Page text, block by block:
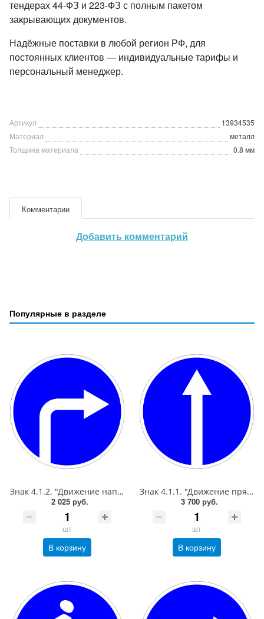
тендерах 44-ФЗ и 223-ФЗ с полным пакетом
закрывающих документов.
Надёжные поставки в любой регион РФ, для
постоянных клиентов — индивидуальные тарифы и
персональный менеджер.
Артикул
13934535
Материал
металл
Толщина материала
0.8 мм
Комментарии
Добавить комментарий
Популярные в разделе
Знак 4.1.2. "Движение направо",D=700, Тип А Коммерческая (3 года),металл 0.8 мм
2 025 руб.
шт
В корзину
Знак 4.1.1. "Движение прямо",D=900, Тип А Коммерческая (3 года),металл 0.8 мм
3 700 руб.
шт
В корзину